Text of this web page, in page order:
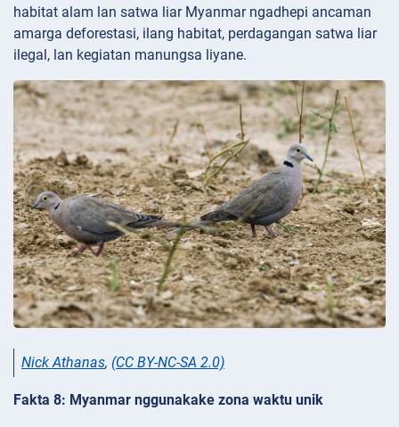
habitat alam lan satwa liar Myanmar ngadhepi ancaman
amarga deforestasi, ilang habitat, perdagangan satwa liar
ilegal, lan kegiatan manungsa liyane.
Nick Athanas, (CC BY-NC-SA 2.0)
Fakta 8: Myanmar nggunakake zona waktu unik